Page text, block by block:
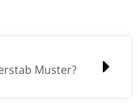
Muster?